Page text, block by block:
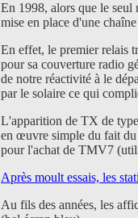
En 1998, alors que le seul
mise en place d'une
En effet, le premier relais
pour sa couverture radio
de notre réactivité à le
par le solaire ce qui
L'apparition de TX de
en œuvre simple du fait du
pour l'achat de TMV7
Après moult essais, les
Au fils des années, les